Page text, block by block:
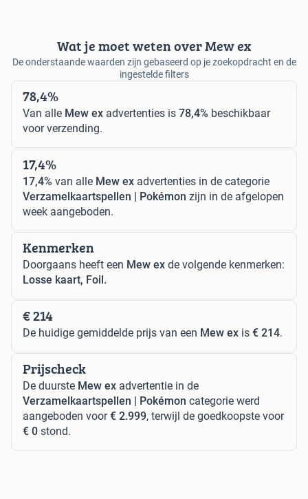
Wat je moet weten over Mew ex
De onderstaande waarden zijn gebaseerd op je zoekopdracht en de
ingestelde filters
78,4%
Van alle Mew ex advertenties is 78,4% beschikbaar
voor verzending.
17,4%
17,4% van alle Mew ex advertenties in de categorie
Verzamelkaartspellen | Pokémon zijn in de afgelopen
week aangeboden.
Kenmerken
Doorgaans heeft een Mew ex de volgende kenmerken:
Losse kaart, Foil.
€ 214
De huidige gemiddelde prijs van een Mew ex is € 214.
Prijscheck
De duurste Mew ex advertentie in de
Verzamelkaartspellen | Pokémon categorie werd
aangeboden voor€ 2.999, terwijl de goedkoopste voor
€ 0 stond.